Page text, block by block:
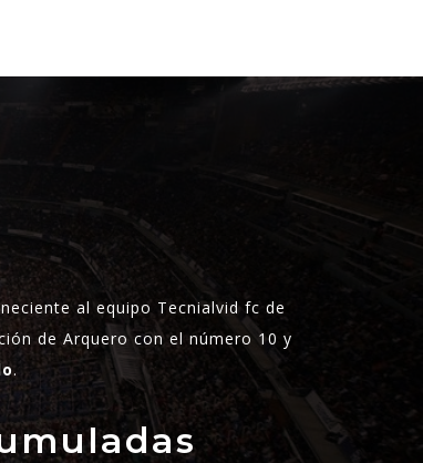
al equipo Tecnialvid fc de
de Arquero con el número 10 y
.